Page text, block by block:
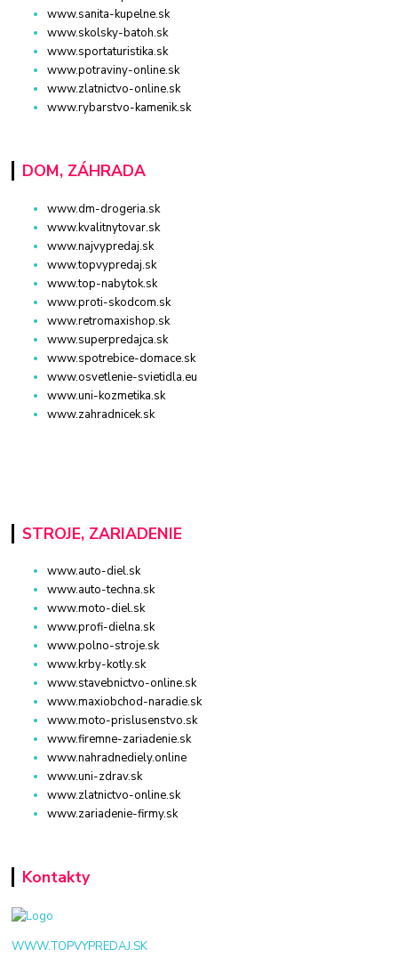
www.sanita-kupelne.sk
www.skolsky-batoh.sk
www.sportaturistika.sk
www.potraviny-online.sk
www.zlatnictvo-online.sk
www.rybarstvo-kamenik.sk
DOM, ZÁHRADA
www.dm-drogeria.sk
www.kvalitnytovar.sk
www.najvypredaj.sk
www.topvypredaj.sk
www.top-nabytok.sk
www.proti-skodcom.sk
www.retromaxishop.sk
www.superpredajca.sk
www.spotrebice-domace.sk
www.osvetlenie-svietidla.eu
www.uni-kozmetika.sk
www.zahradnicek.sk
STROJE, ZARIADENIE
www.auto-diel.sk
www.auto-techna.sk
www.moto-diel.sk
www.profi-dielna.sk
www.polno-stroje.sk
www.krby-kotly.sk
www.stavebnictvo-online.sk
www.maxiobchod-naradie.sk
www.moto-prislusenstvo.sk
www.firemne-zariadenie.sk
www.nahradnediely.online
www.uni-zdrav.sk
www.zlatnictvo-online.sk
www.zariadenie-firmy.sk
Kontakty
WWW.TOPVYPREDAJ.SK